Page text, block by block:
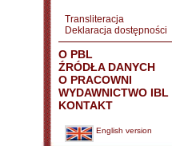
Transliteracja
Deklaracja dostępności
O PBL
ŹRÓDŁA DANYCH
O PRACOWNI
WYDAWNICTWO IBL
KONTAKT
English version